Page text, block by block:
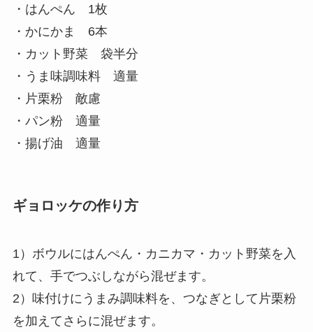
・はんぺん 1枚
・かにかま 6本
・カット野菜 袋半分
・うま味調味料 適量
・片栗粉 敵慮
・パン粉 適量
・揚げ油 適量
ギョロッケの作り方
1）ボウルにはんぺん・カニカマ・カット野菜を入
れて、手でつぶしながら混ぜます。
2）味付けにうまみ調味料を、つなぎとして片栗粉
を加えてさらに混ぜます。